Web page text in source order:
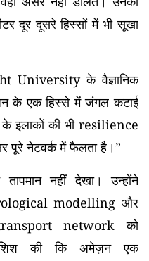
दूर दूसरे हिस्सों में भी सूखा
University के वैज्ञानिक
के एक हिस्से में जंगल कटाई
के इलाकों की भी resilience
पूरे नेटवर्क में फैलता है।”
तापमान नहीं देखा। उन्होंने
modelling और
network को
की कि अमेज़न एक